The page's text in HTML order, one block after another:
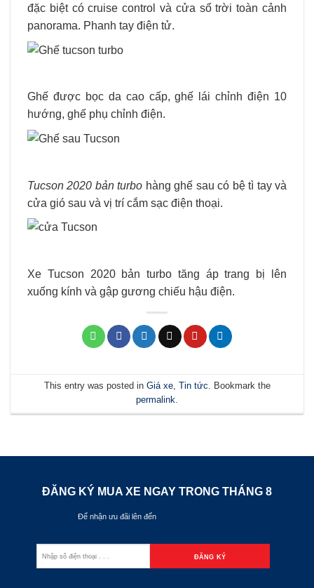
đặc biệt có cruise control và cửa sổ trời toàn cảnh
panorama. Phanh tay điện tử.
Ghế được bọc da cao cấp, ghế lái chỉnh điện 10
hướng, ghế phụ chỉnh điện.
Tucson 2020 bản turbo hàng ghế sau có bệ tì tay và
cửa gió sau và vị trí cắm sạc điện thoại.
Xe Tucson 2020 bản turbo tăng áp trang bị lên
xuống kính và gập gương chiếu hậu điện.
This entry was posted in Giá xe, Tin tức. Bookmark the
permalink.
ĐĂNG KÝ MUA XE NGAY TRONG THÁNG 8
Để nhận ưu đãi lên đến